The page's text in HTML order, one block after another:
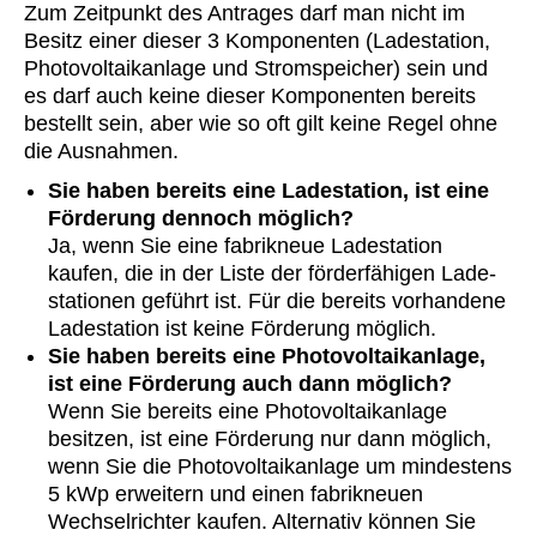
Zum Zeitpunkt des Antrages darf man nicht im
Besitz einer dieser 3 Komponenten (Ladestation,
Photovoltaikanlage und Stromspeicher) sein und
es darf auch keine dieser Komponenten bereits
bestellt sein, aber wie so oft gilt keine Regel ohne
die Ausnahmen.
Sie haben bereits eine Ladestation, ist eine
Förderung dennoch möglich?
Ja, wenn Sie eine fabrikneue Ladestation
kaufen, die in der Liste der förder­fähigen Lade­
stationen geführt ist. Für die bereits vor­handene
Lade­station ist keine Förderung möglich.
Sie haben bereits eine Photovoltaikanlage,
ist eine Förderung auch dann möglich?
Wenn Sie bereits eine Photovoltaik­anlage
besitzen, ist eine Förderung nur dann möglich,
wenn Sie die Photovoltaik­anlage um mindestens
5 kWp erweitern und einen fabrikneuen
Wechselrichter kaufen. Alternativ können Sie